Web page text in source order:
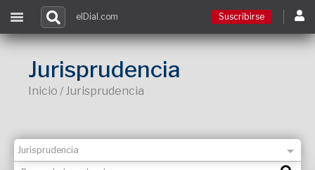
elDial.com Suscribirse
Jurisprudencia
Inicio / Jurisprudencia